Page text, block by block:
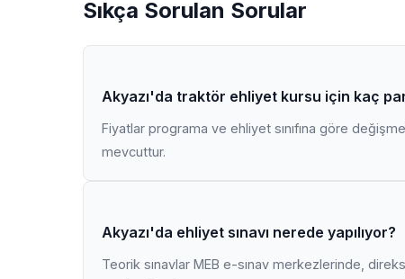
Sıkça Sorulan Sorular
Akyazı'da traktör ehliyet kursu için kaç
Fiyatlar programa ve ehliyet sınıfına göre
mevcuttur.
Akyazı'da ehliyet sınavı nerede yapılıyor?
Teorik sınavlar MEB e-sınav merkezlerinde,